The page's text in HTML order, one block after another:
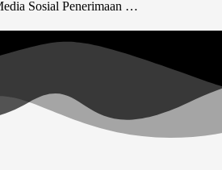
Sosial Penerimaan …